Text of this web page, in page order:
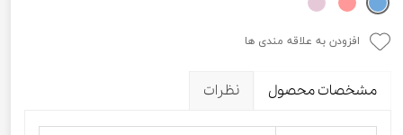
افزودن به علاقه مندی ها
مشخصات محصول نظرات